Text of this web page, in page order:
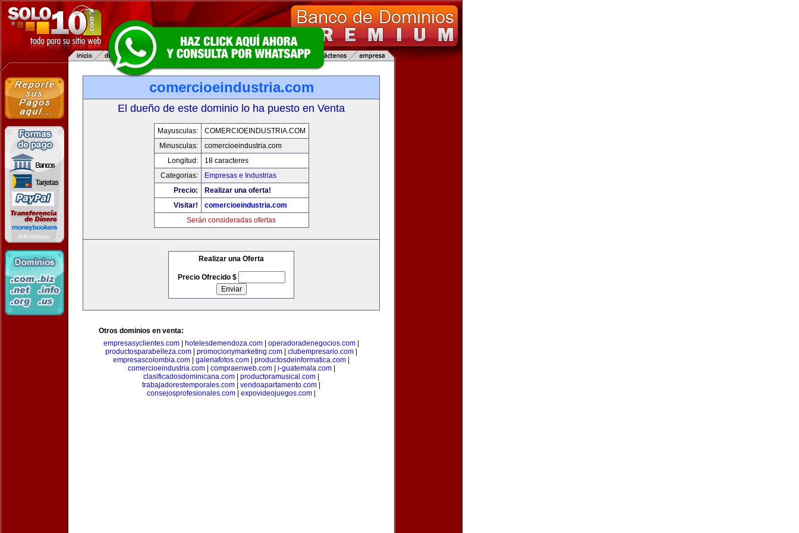
comercioeindustria.com
El dueño de este dominio lo ha puesto en Venta
Mayusculas:
COMERCIOEINDUSTRIA.COM
Minusculas:
comercioeindustria.com
Longitud:
18 caracteres
Categorias:
Empresas e Industrias
Precio:
Realizar una oferta!
Visitar!
comercioeindustria.com
Serán consideradas ofertas
Realizar una Oferta
Precio Ofrecido $
Otros dominios en venta:
empresasyclientes.com
hotelesdemendoza.com operadoradenegocios.com
productosparabelleza.com
promocionymarketing.com clubempresario.com
empresascolombia.com
galeriafotos.com productosdeinformatica.com
comercioeindustria.com| compraenweb.com| i-guatemala.com|
clasificadosdominicana.com
productoramusical.com
trabajadorestemporales.com
vendoapartamento.com
consejosprofesionales.com
expovideojuegos.com